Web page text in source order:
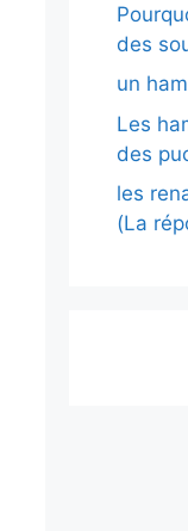
des
un
Les
des
les
(La